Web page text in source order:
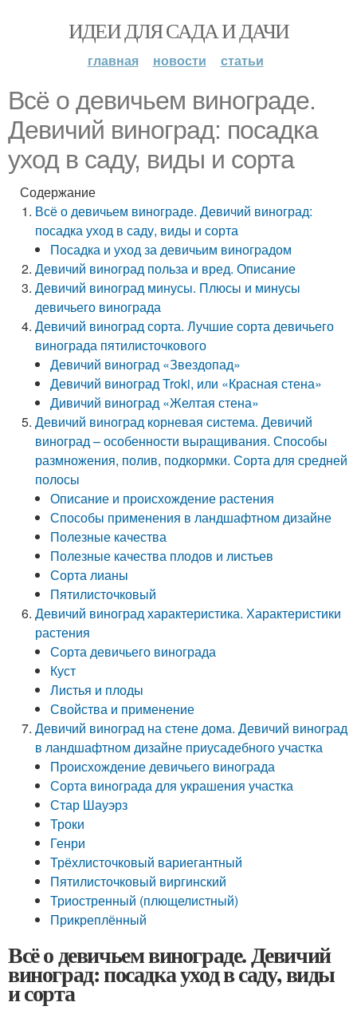
ИДЕИ ДЛЯ САДА И ДАЧИ
главная новости статьи
Всё о девичьем винограде.
Девичий виноград: посадка
уход в саду, виды и сорта
Содержание
Всё о девичьем винограде. Девичий виноград:
посадка уход в саду, виды и сорта
Посадка и уход за девичьим виноградом
Девичий виноград польза и вред. Описание
Девичий виноград минусы. Плюсы и минусы
девичьего винограда
Девичий виноград сорта. Лучшие сорта девичьего
винограда пятилисточкового
Девичий виноград «Звездопад»
Девичий виноград Troki, или «Красная стена»
Дивичий виноград «Желтая стена»
Девичий виноград корневая система. Девичий
виноград – особенности выращивания. Способы
размножения, полив, подкормки. Сорта для средней
полосы
Описание и происхождение растения
Способы применения в ландшафтном дизайне
Полезные качества
Полезные качества плодов и листьев
Сорта лианы
Пятилисточковый
Девичий виноград характеристика. Характеристики
растения
Сорта девичьего винограда
Куст
Листья и плоды
Свойства и применение
Девичий виноград на стене дома. Девичий виноград
в ландшафтном дизайне приусадебного участка
Происхождение девичьего винограда
Сорта винограда для украшения участка
Стар Шауэрз
Троки
Генри
Трёхлисточковый вариегантный
Пятилисточковый виргинский
Триостренный (плющелистный)
Прикреплённый
Всё о девичьем винограде. Девичий
виноград: посадка уход в саду, виды
и сорта